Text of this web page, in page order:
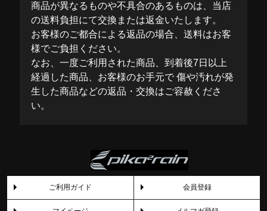
商品が異なるものや不具合のあるものは、当店
の送料負担にて交換または返金いたします。
お客様のご都合による返品の場合、送料はお客
様でご負担ください。
なお、一度ご利用された商品、到着後7日以上
経過した商品、お客様のお手元で 傷や汚れが発
生した商品などの返品・交換はご容赦くださ
い。
ご利用ガイド 会員登録